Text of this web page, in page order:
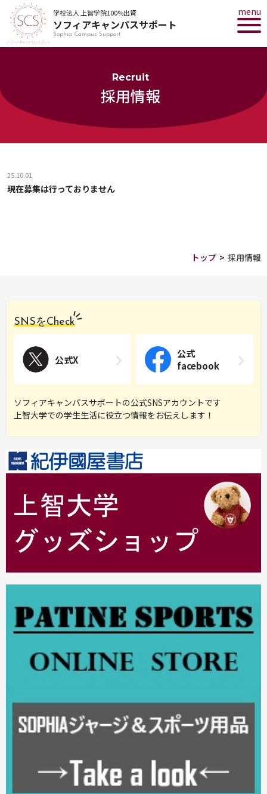
学校法人 上智学院100%出資
ソフィアキャンパスサポート
Sophia Campus Support
menu
Recruit
採用情報
25.10.01
現在募集は行っておりません
トップ > 採用情報
SNSをCheck
公式X
公式
facebook
ソフィアキャンパスサポートの公式SNSアカウントです
上智大学での学生生活に役立つ情報をお伝えします！